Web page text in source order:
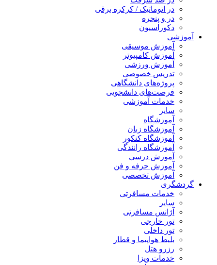
در اتوماتیک / کرکره برقی
در و پنجره
دکوراسیون
آموزشی
آموزش موسیقی
آموزش کامپیوتر
آموزش ورزشی
تدریس خصوصی
پروژه‌های دانشگاهی
فرصت‌های دانشجویی
خدمات آموزشی
سایر
آموزشگاه
آموزشگاه زبان
آموزشگاه کنکور
آموزشگاه رانندگی
آموزش درسی
آموزش حرفه و فن
آموزش تخصصی
گردشگری
خدمات مسافرتی
سایر
آژانس مسافرتی
تور خارجی
تور داخلی
بلیط هواپیما و قطار
رزرو هتل
خدمات ویزا